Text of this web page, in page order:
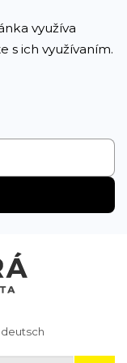
využíva
s ich využívaním.
deutsch